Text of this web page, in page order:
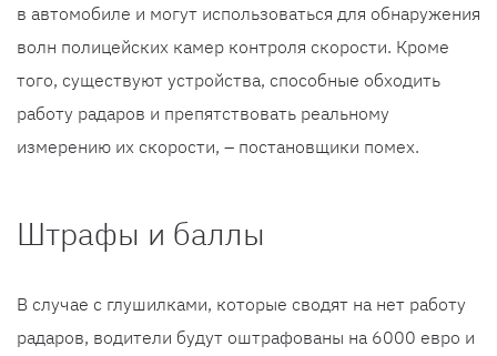
в автомобиле и могут использоваться для обнаружения
волн полицейских камер контроля скорости. Кроме
того, существуют устройства, способные обходить
работу радаров и препятствовать реальному
измерению их скорости, – постановщики помех.
Штрафы и баллы
В случае с глушилками, которые сводят на нет работу
радаров, водители будут оштрафованы на 6000 евро и